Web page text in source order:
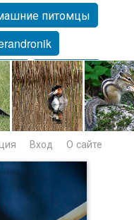
питомцы
Домашние
Самара
Лебеди
Вход О сайте